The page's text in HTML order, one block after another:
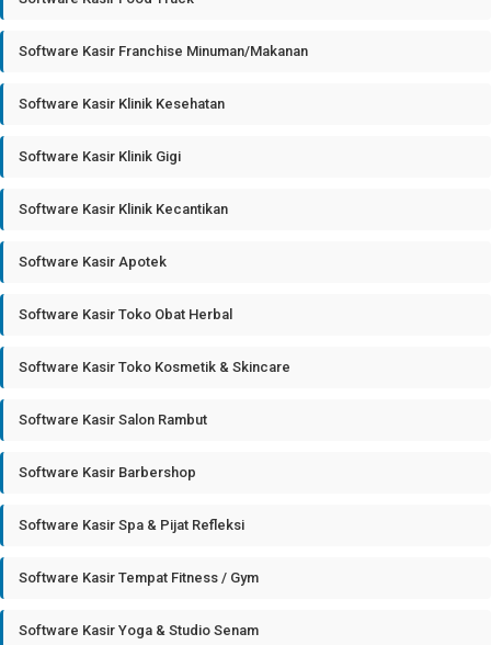
Software Kasir Franchise Minuman/Makanan
Software Kasir Klinik Kesehatan
Software Kasir Klinik Gigi
Software Kasir Klinik Kecantikan
Software Kasir Apotek
Software Kasir Toko Obat Herbal
Software Kasir Toko Kosmetik & Skincare
Software Kasir Salon Rambut
Software Kasir Barbershop
Software Kasir Spa & Pijat Refleksi
Software Kasir Tempat Fitness / Gym
Software Kasir Yoga & Studio Senam